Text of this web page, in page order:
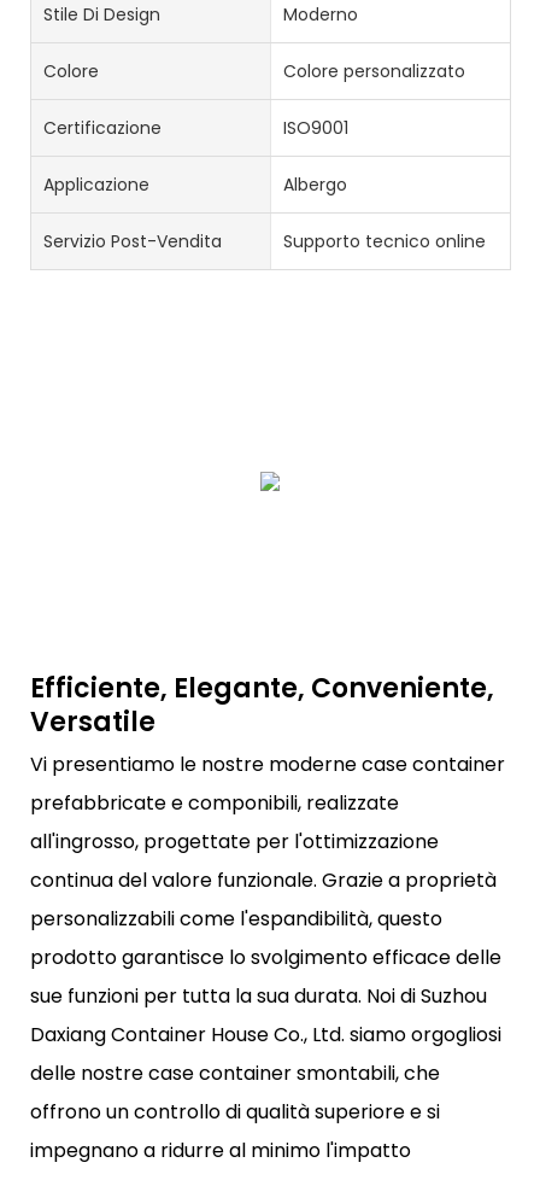
Stile Di Design Moderno
Colore Colore personalizzato
Certificazione ISO9001
Applicazione Albergo
Servizio Post-Vendita Supporto tecnico online
Efficiente, Elegante, Conveniente,
Versatile
Vi presentiamo le nostre moderne case container
prefabbricate e componibili, realizzate
all'ingrosso, progettate per l'ottimizzazione
continua del valore funzionale. Grazie a proprietà
personalizzabili come l'espandibilità, questo
prodotto garantisce lo svolgimento efficace delle
sue funzioni per tutta la sua durata. Noi di Suzhou
Daxiang Container House Co., Ltd. siamo orgogliosi
delle nostre case container smontabili, che
offrono un controllo di qualità superiore e si
impegnano a ridurre al minimo l'impatto